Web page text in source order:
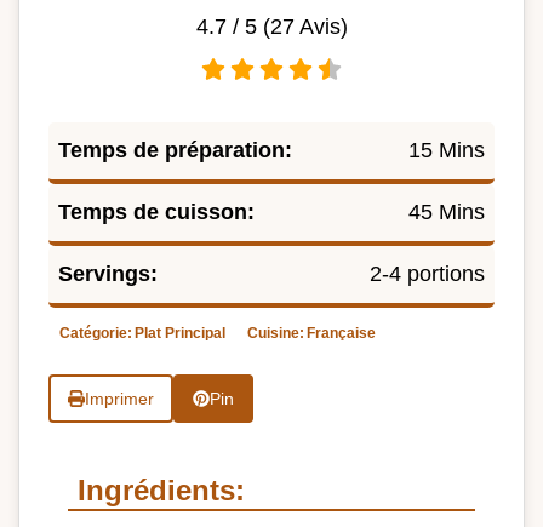
4.7/ 5 (27Avis)
Temps de préparation: 15 Mins
Temps de cuisson: 45 Mins
Servings: 2-4 portions
Catégorie: Plat Principal Cuisine: Française
Imprimer Pin
Ingrédients: